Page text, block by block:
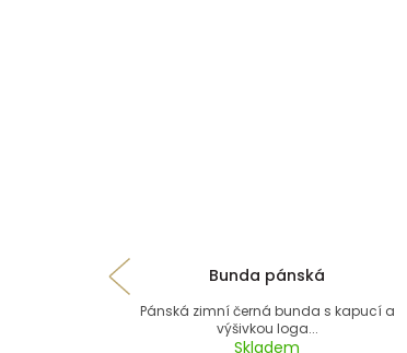
Bunda pánská
Pánská zimní černá bunda s kapucí a
výšivkou loga...
Skladem